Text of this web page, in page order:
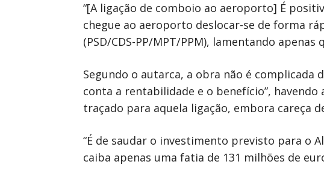
“[A ligação de comboio ao aeroporto] É
chegue ao aeroporto deslocar-se de forma
(PSD/CDS-PP/MPT/PPM), lamentando
Segundo o autarca, a obra não é
conta a rentabilidade e o benefício”,
traçado para aquela ligação, embora careça
“É de saudar o investimento previsto para o
caiba apenas uma fatia de 131 milhões de